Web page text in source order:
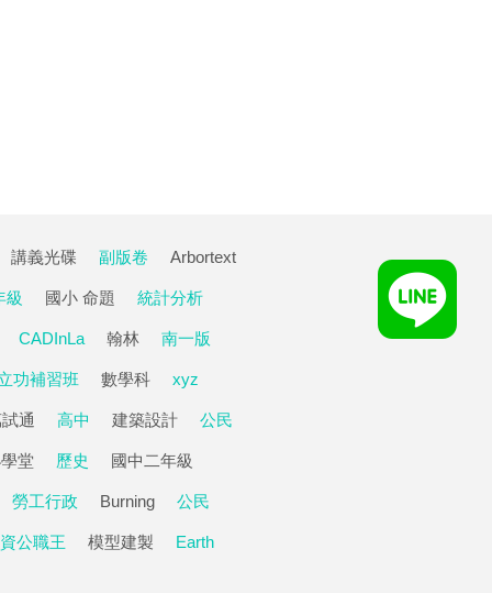
講義光碟 副版卷 Arbortext
級 國小 命題 統計分析
CADInLa 翰林 南一版
功補習班 數學科 xyz
通 高中 建築設計 公民
堂 歷史 國中二年級
勞工行政 Burning 公民
公職王 模型建製 Earth